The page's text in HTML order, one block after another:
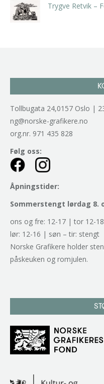
Trygve Retvik –
Tollbugata 24,0157 Oslo |
ng@norske-grafikere.no
org.nr. 971 435 828
Følg oss:
Åpningstider:
Sommerstengt lørdag 8.
ons og fre: 12-17 | tor 12-18
lør: 12-16 | søn – tir: stengt
Norske Grafikere holder
påskeuken og romjulen.